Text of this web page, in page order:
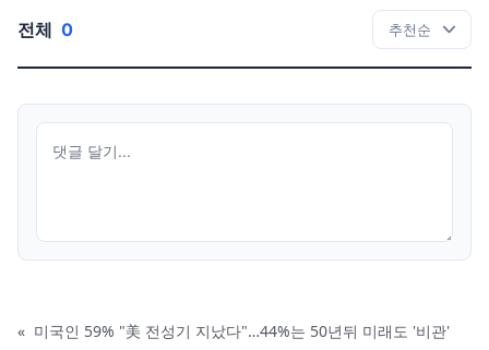
전체 0
« 미국인 59% "美 전성기 지났다"…44%는 50년뒤 미래도 '비관'